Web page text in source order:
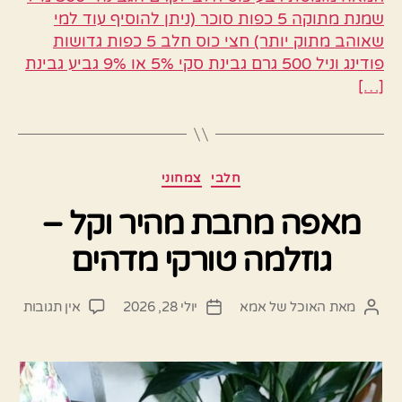
שמנת מתוקה 5 כפות סוכר (ניתן להוסיף עוד למי
שאוהב מתוק יותר) חצי כוס חלב 5 כפות גדושות
פודינג וניל 500 גרם גבינת סקי 5% או 9% גביע גבינת
[…]
קטגוריות חלבי צמחוני
מאפה מחבת מהיר וקל –
גוזלמה טורקי מדהים
המחבר
מאת האוכל של אמא
תאריך
יולי 28, 2026 אין תגובות
וקל